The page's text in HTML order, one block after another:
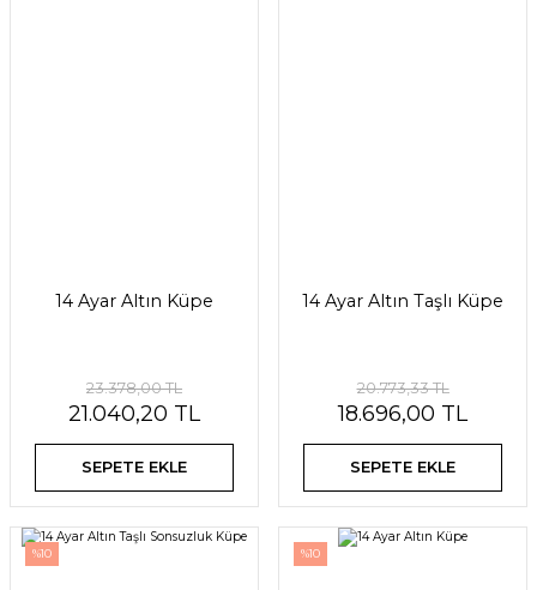
14 Ayar Altın Küpe
23.378,00 TL
21.040,20 TL
SEPETE EKLE
14 Ayar Altın Taşlı Küpe
20.773,33 TL
18.696,00 TL
SEPETE EKLE
%10 %10